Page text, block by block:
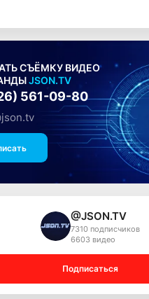
СЪЁМКУ ВИДЕО
JSON.TV
561-09-80
@JSON.TV
7310 подписчиков
6603 видео
Подписаться